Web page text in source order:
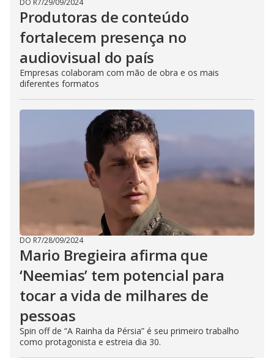
DO R7/29/09/2024
Produtoras de conteúdo
fortalecem presença no
audiovisual do país
Empresas colaboram com mão de obra e os mais
diferentes formatos
DO R7/28/09/2024
Mario Bregieira afirma que
‘Neemias’ tem potencial para
tocar a vida de milhares de
pessoas
Spin off de “A Rainha da Pérsia” é seu primeiro trabalho
como protagonista e estreia dia 30.